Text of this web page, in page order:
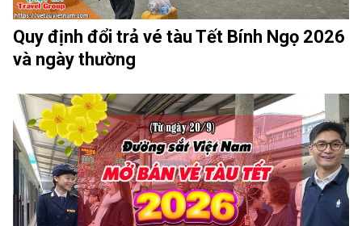
Quy định đổi trả vé tàu Tết Bính Ngọ 2026
và ngày thường